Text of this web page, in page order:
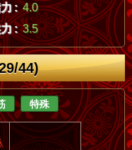
: 4.0
: 3.5
44)
特殊